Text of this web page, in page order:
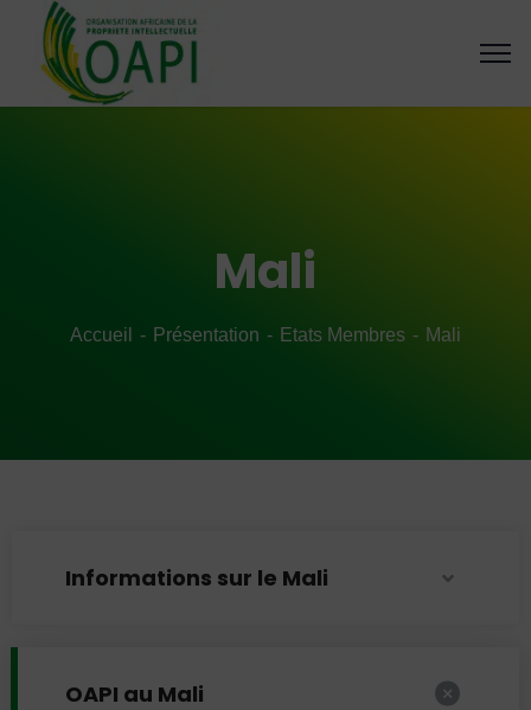
Mali
Accueil Présentation Etats Membres Mali
Informations sur le Mali
OAPI au Mali